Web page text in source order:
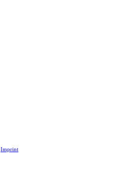
Imprint